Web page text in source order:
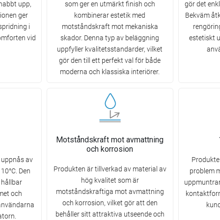
upp,
ger
i
vid
som ger en utmärkt finish och
kombinerar estetik med
motståndskraft mot mekaniska
skador. Denna typ av beläggning
uppfyller kvalitetsstandarder, vilket
gör den till ett perfekt val för både
moderna och klassiska interiörer.
gör det
Bekväm
estetiskt
av
Den
och
Motståndskraft mot avmattning
och korrosion
Produkten är tillverkad av material av
hög kvalitet som är
motståndskraftiga mot avmattning
och korrosion, vilket gör att den
behåller sitt attraktiva utseende och
problem